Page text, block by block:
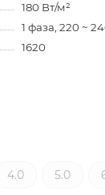
180 Вт/м²
1 фаза, 220 ~
1620
4.0 5.0